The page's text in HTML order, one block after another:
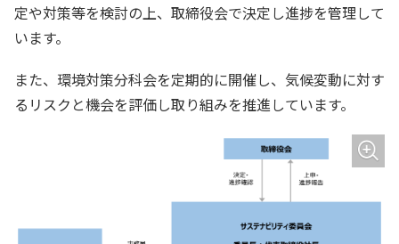
定や対策等を検討の上、取締役会で決定し進捗を管理して
います。
また、環境対策分科会を定期的に開催し、気候変動に対す
るリスクと機会を評価し取り組みを推進しています。